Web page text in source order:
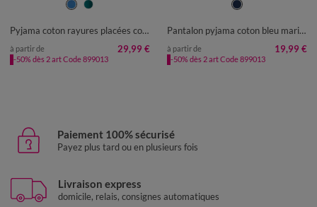
XL XXL
Pyjama coton rayures placées col rond
à partir de 29,99 €
-50% dès 2 art Code 899013
40/42 44/46
Pantalon pyjama coton bleu marine
à partir de 19,99 €
-50% dès 2 art Code 899013
Paiement 100% sécurisé
Payez plus tard ou en plusieurs fois
Livraison express
domicile, relais, consignes automatiques